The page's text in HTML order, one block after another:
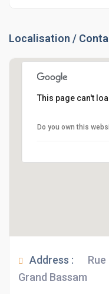
Localisation /
This page can't
Do you own this
Address :
Grand Bassam